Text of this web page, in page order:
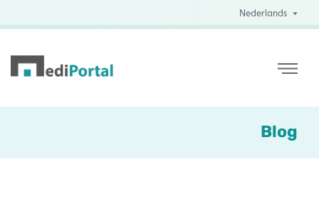
Nederlands
Blog